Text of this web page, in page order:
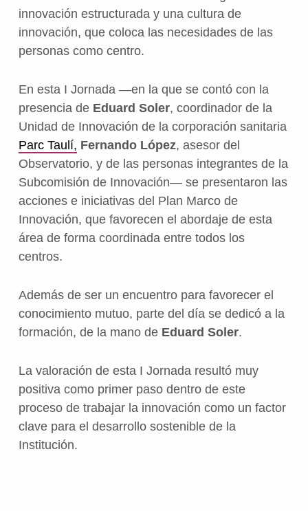
innovación estructurada y una cultura de
innovación, que coloca las necesidades de las
personas como centro.
En esta I Jornada —en la que se contó con la
presencia de Eduard Soler, coordinador de la
Unidad de Innovación de la corporación sanitaria
Parc Taulí, Fernando López, asesor del
Observatorio, y de las personas integrantes de la
Subcomisión de Innovación— se presentaron las
acciones e iniciativas del Plan Marco de
Innovación, que favorecen el abordaje de esta
área de forma coordinada entre todos los
centros.
Además de ser un encuentro para favorecer el
conocimiento mutuo, parte del día se dedicó a la
formación, de la mano de Eduard Soler.
La valoración de esta I Jornada resultó muy
positiva como primer paso dentro de este
proceso de trabajar la innovación como un factor
clave para el desarrollo sostenible de la
Institución.